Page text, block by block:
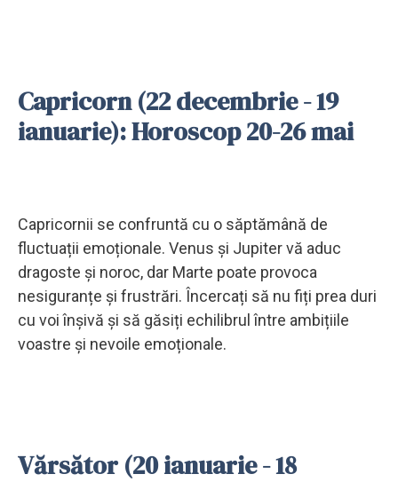
Capricorn (22 decembrie - 19
ianuarie): Horoscop 20-26 mai
Capricornii se confruntă cu o săptămână de
fluctuații emoționale. Venus și Jupiter vă aduc
dragoste și noroc, dar Marte poate provoca
nesiguranțe și frustrări. Încercați să nu fiți prea duri
cu voi înșivă și să găsiți echilibrul între ambițiile
voastre și nevoile emoționale.
Vărsător (20 ianuarie - 18